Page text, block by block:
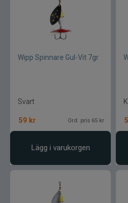
Wipp Spinnare Gul-Vit 7gr
Svart
59 kr Ord. pris 65 kr
Lägg i varukorgen